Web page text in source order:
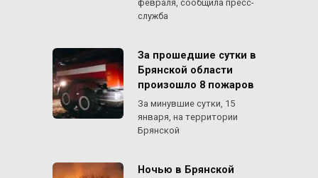
февраля, сообщила пресс-
служба
За прошедшие сутки в
Брянской области
произошло 8 пожаров
За минувшие сутки, 15
января, на территории
Брянской
Ночью в Брянской